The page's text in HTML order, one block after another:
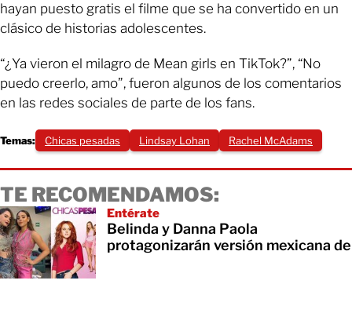
hayan puesto gratis el filme que se ha convertido en un
clásico de historias adolescentes.
“¿Ya vieron el milagro de Mean girls en TikTok?”, “No
puedo creerlo, amo”, fueron algunos de los comentarios
en las redes sociales de parte de los fans.
Temas: Chicas pesadas Lindsay Lohan Rachel McAdams
TE RECOMENDAMOS:
Entérate
Belinda y Danna Paola
protagonizarán versión mexicana de